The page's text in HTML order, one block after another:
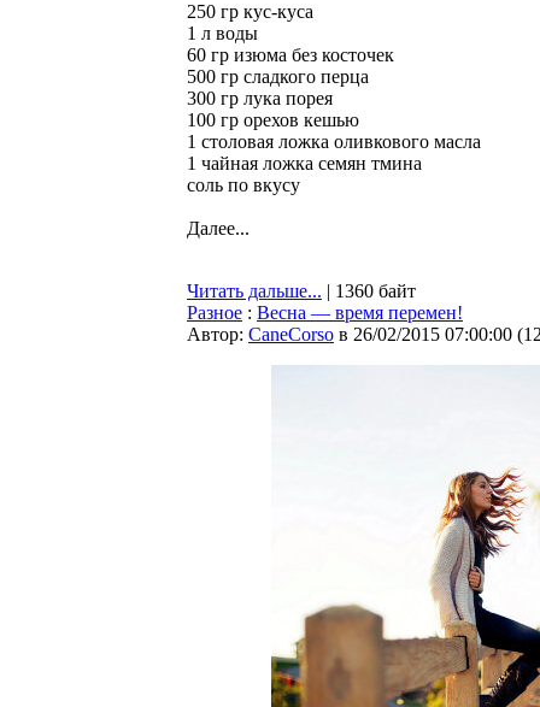
250 гр кус-куса
1 л воды
60 гр изюма без косточек
500 гр сладкого перца
300 гр лука порея
100 гр орехов кешью
1 столовая ложка оливкового масла
1 чайная ложка семян тмина
соль по вкусу
Далее...
Читать дальше... | 1360 байт
Разное : Весна — время перемен!
Автор: CaneCorso в 26/02/2015 07:00:00 (